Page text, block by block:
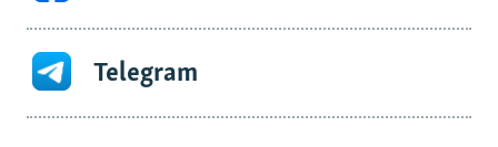
Telegram